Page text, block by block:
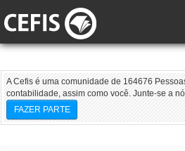
A Cefis é uma comunidade de 164676
contabilidade, assim como você. Junte-se a
FAZER PARTE